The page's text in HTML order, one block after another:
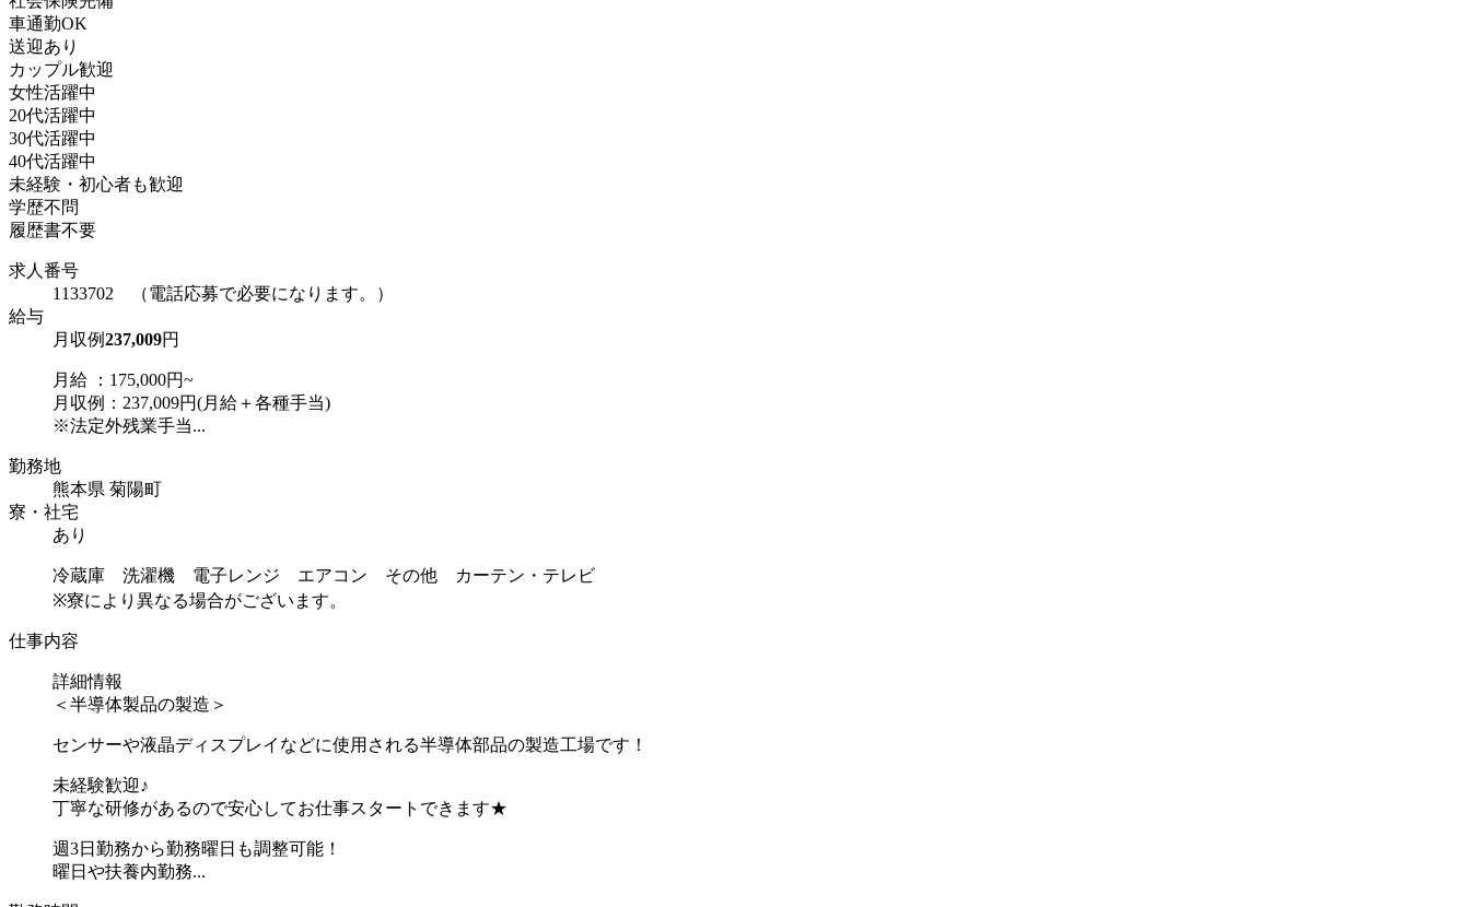
車通勤OK
送迎あり
カップル歓迎
女性活躍中
20代活躍中
30代活躍中
40代活躍中
未経験・初心者も歓迎
学歴不問
履歴書不要
求人番号
1133702 （電話応募で必要になります。）
給与
月収例237,009円
月給 ：175,000円~
月収例：237,009円(月給＋各種手当)
※法定外残業手当...
勤務地
熊本県 菊陽町
寮・社宅
あり
冷蔵庫 洗濯機 電子レンジ エアコン その他 カーテン・テレビ
※寮により異なる場合がございます。
仕事内容
詳細情報
＜半導体製品の製造＞
センサーや液晶ディスプレイなどに使用される半導体部品の製造工場です！
未経験歓迎♪
丁寧な研修があるので安心してお仕事スタートできます★
週3日勤務から勤務曜日も調整可能！
曜日や扶養内勤務...